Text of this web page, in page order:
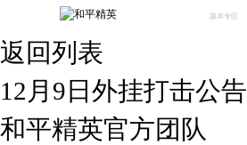
版本专区
体验服
返回列表
12月9日外挂打击公告
和平精英官方团队